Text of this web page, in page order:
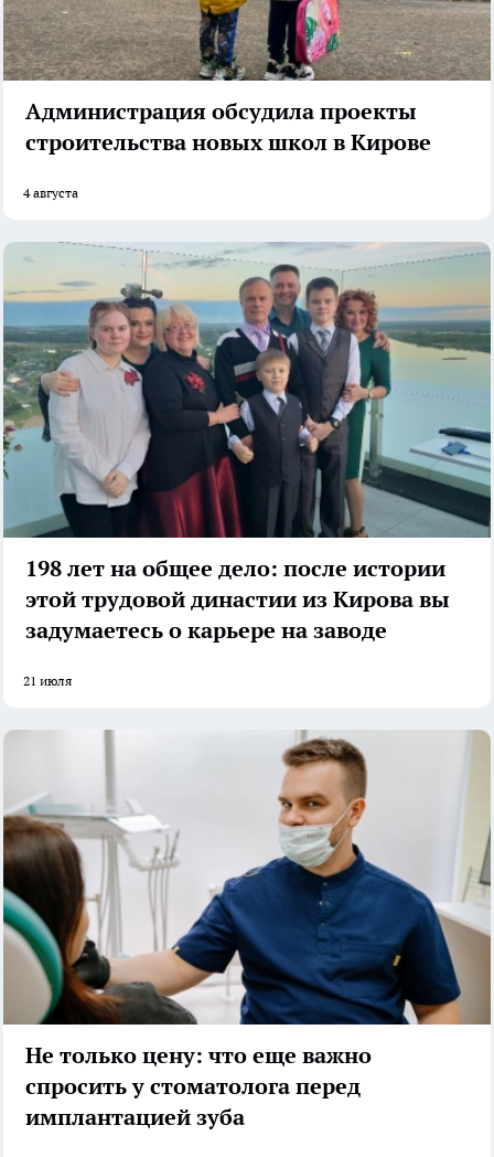
Администрация обсудила проекты
строительства новых школ в Кирове
4 августа
198 лет на общее дело: после истории
этой трудовой династии из Кирова вы
задумаетесь о карьере на заводе
21 июля
Не только цену: что еще важно
спросить у стоматолога перед
имплантацией зуба